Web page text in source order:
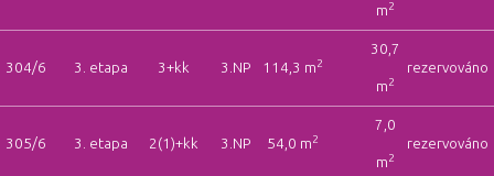
m2
304/6 3. etapa 3+kk 3.NP 114,3 m2
30,7
m2
rezervováno
305/6 3. etapa 2(1)+kk 3.NP 54,0 m2
7,0
m2
rezervováno